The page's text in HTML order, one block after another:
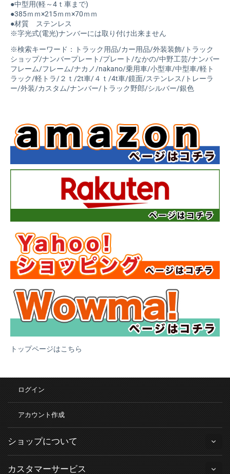
●中型用(軽～4ｔ車まで)
●385ｍｍ×215ｍｍ×70ｍｍ
●材質 ステンレス
※字光式(電光)ナンバーには取り付け出来ません
※検索キーワード：トラック用品/カー用品/外装装飾/トラック
ショップ/ナンバープレート/プレート/なかの/中野工芸/ナンバー
フレーム/フレーム/ナカノ/nakano/乗用車/小型車/中型車/軽ト
ラック/軽トラ/２ｔ/2t車/４ｔ/4t車/鏡面/ステンレス/トレーラ
ー/外装/カスタム/ナンバー/トラック野郎/シルバー/銀色
トップページはこちら
ログイン
アカウント作成
ショップについて
カスタマーサービス